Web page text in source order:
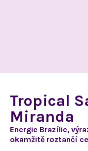
Tropical
Miranda
Energie Brazílie,
okamžitě roztančí